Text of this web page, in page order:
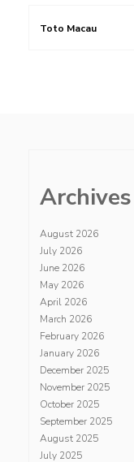
Toto Macau
Archives
August 2026
July 2026
June 2026
May 2026
April 2026
March 2026
February 2026
January 2026
December 2025
November 2025
October 2025
September 2025
August 2025
July 2025